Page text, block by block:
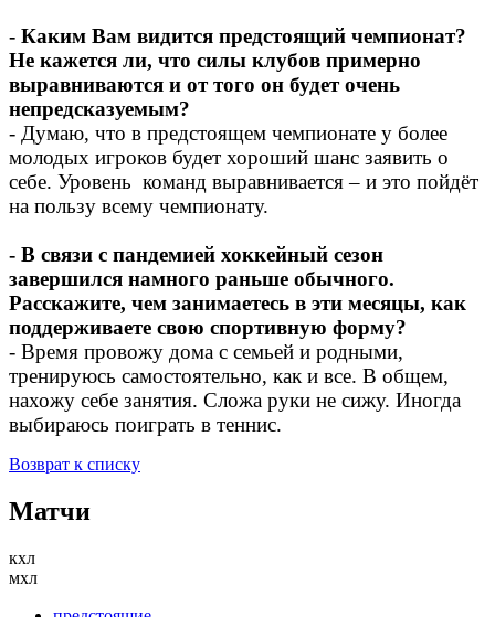
- Каким Вам видится предстоящий чемпионат?
Не кажется ли, что силы клубов примерно
выравниваются и от того он будет очень
непредсказуемым?
- Думаю, что в предстоящем чемпионате у более
молодых игроков будет хороший шанс заявить о
себе. Уровень команд выравнивается – и это пойдёт
на пользу всему чемпионату.
- В связи с пандемией хоккейный сезон
завершился намного раньше обычного.
Расскажите, чем занимаетесь в эти месяцы, как
поддерживаете свою спортивную форму?
- Время провожу дома с семьей и родными,
тренируюсь самостоятельно, как и все. В общем,
нахожу себе занятия. Сложа руки не сижу. Иногда
выбираюсь поиграть в теннис.
Возврат к списку
Матчи
кхл
мхл